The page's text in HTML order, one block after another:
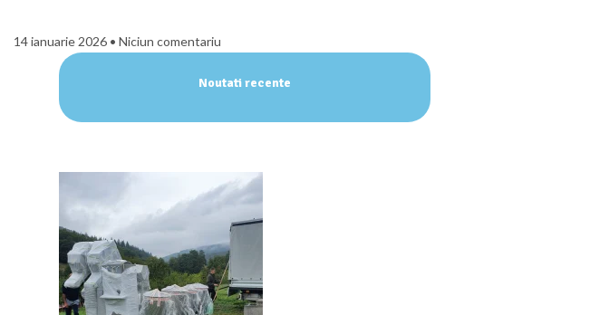
14 ianuarie 2026 Niciun comentariu
Noutati recente